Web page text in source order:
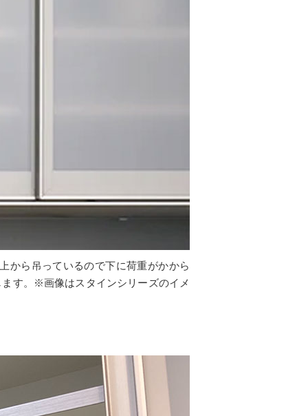
から吊っているので下に荷重がかから
す。※画像はスタインシリーズのイメ